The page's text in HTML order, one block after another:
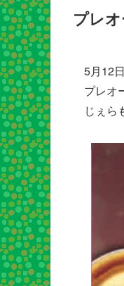
プレ
5月12
プレオ
じぇら